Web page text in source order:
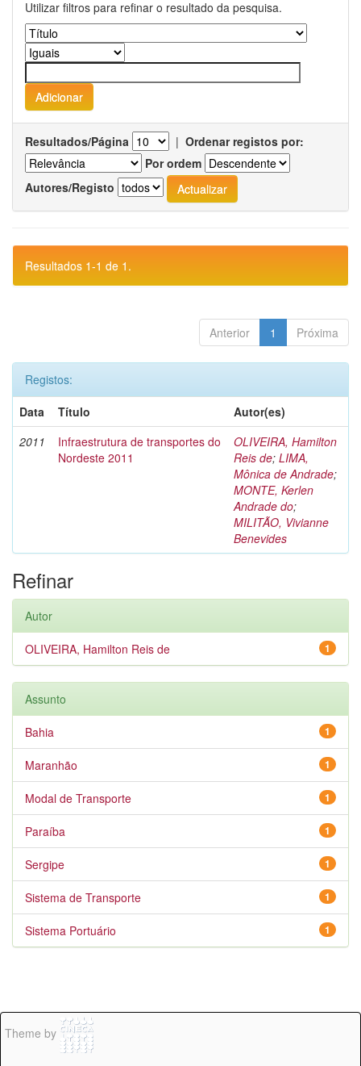
Utilizar filtros para refinar o resultado da pesquisa.
Resultados/Página | Ordenar registos por:
Por ordem
Autores/Registo
Resultados 1-1 de 1.
Anterior 1 Próxima
Registos:
Data
Título
Autor(es)
2011
Infraestrutura de transportes do
Nordeste 2011
OLIVEIRA, Hamilton
Reis de; LIMA,
Mônica de Andrade;
MONTE, Kerlen
Andrade do;
MILITÃO, Vivianne
Benevides
Refinar
Autor
1
OLIVEIRA, Hamilton Reis de
Assunto
1
Bahia
1
Maranhão
1
Modal de Transporte
1
Paraíba
1
Sergipe
1
Sistema de Transporte
1
Sistema Portuário
Theme by